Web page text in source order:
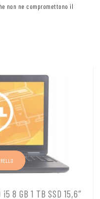
non ne compromettono il
8 GB 1 TB SSD 15,6″